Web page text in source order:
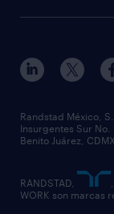
Randstad México,
Insurgentes Sur No.
Benito Juárez,
RANDSTAD,
WORK son marcas